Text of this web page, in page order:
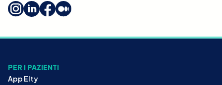
PER I PAZIENTI
App Elty